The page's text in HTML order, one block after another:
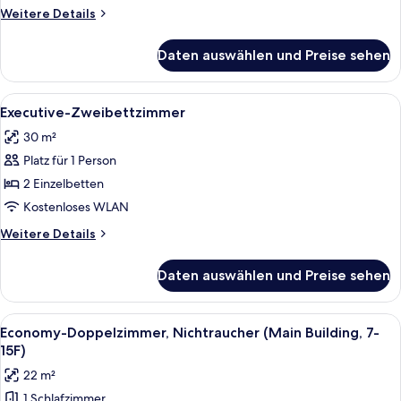
7-
Use)
anzeigen
Weitere Details
Weitere
Nichtraucher
(Main
Building,
15F,
Single
Daten auswählen und Preise sehen
Alle
Fotos
für
Executive-
Zweibettzimmer
anzeigen
Ein Hotelzimmer mit zwei Betten,
10
Executive-Zweibettzimmer
30 m²
Platz für 1 Person
2 Einzelbetten
Kostenloses WLAN
Weitere Details
Weitere
Zweibettzimmer
Daten auswählen und Preise sehen
Alle
Fotos
für
Economy-
Ein Hotelzimmer mit Bett,
3
Economy-Doppelzimmer, Nichtraucher (Main Building, 7-
15F)
22 m²